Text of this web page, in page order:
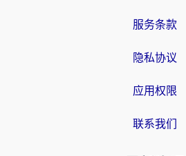
服务条款
隐私协议
应用权限
联系我们